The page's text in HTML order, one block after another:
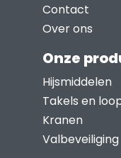
Contact
Over ons
Onze
Hijsmiddelen
Takels en
Kranen
Valbeveiliging